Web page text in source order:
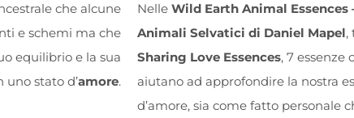
che alcune
e schemi ma che
equilibrio e la sua
uno stato d’amore.
Nelle Wild Earth Animal Essences
Animali Selvatici di Daniel Mapel,
Sharing Love Essences, 7 essenze
aiutano ad approfondire la nostra
d’amore, sia come fatto personale